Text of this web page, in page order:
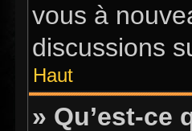
vous à
discussions
Haut
» Qu’est-ce